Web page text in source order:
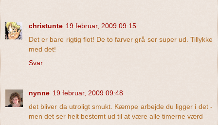
christunte 19 februar, 2009 09:15
Det er bare rigtig flot! De to farver grå ser super ud. Tillykke
med det!
Svar
nynne 19 februar, 2009 09:48
det bliver da utroligt smukt. Kæmpe arbejde du ligger i det -
men det ser helt bestemt ud til at være alle timerne værd